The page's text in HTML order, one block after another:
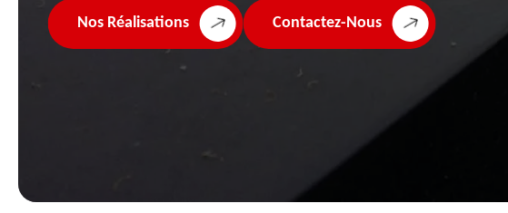
Nos Réalisations Contactez-Nous